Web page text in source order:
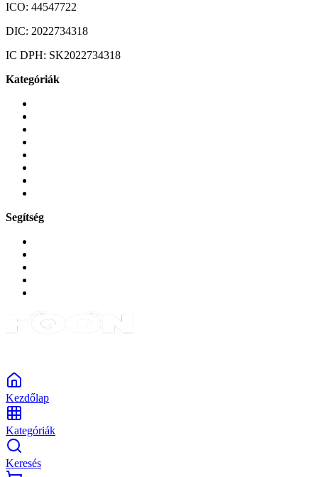
ICO: 44547722
DIC: 2022734318
IC DPH: SK2022734318
Kategóriák
Segítség
Kezdőlap
Kategóriák
Keresés